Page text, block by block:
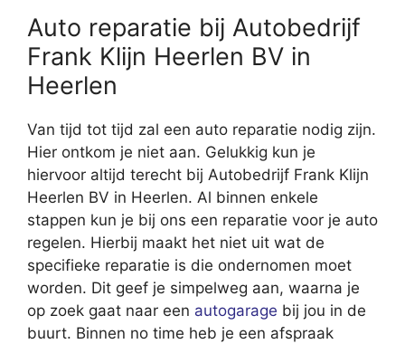
Auto reparatie bij Autobedrijf
Frank Klijn Heerlen BV in
Heerlen
Van tijd tot tijd zal een auto reparatie nodig zijn.
Hier ontkom je niet aan. Gelukkig kun je
hiervoor altijd terecht bij Autobedrijf Frank Klijn
Heerlen BV in Heerlen. Al binnen enkele
stappen kun je bij ons een reparatie voor je auto
regelen. Hierbij maakt het niet uit wat de
specifieke reparatie is die ondernomen moet
worden. Dit geef je simpelweg aan, waarna je
op zoek gaat naar een autogarage bij jou in de
buurt. Binnen no time heb je een afspraak